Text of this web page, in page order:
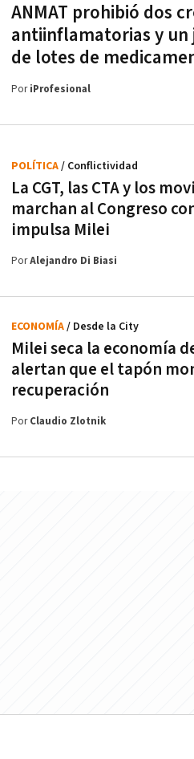
ANMAT prohibió dos
antiinflamatorias y un
de lotes de
PoriProfesional
La CGT, las CTA y los
marchan al Congreso
impulsa Milei
POLÍTICA/ Conflictividad
PorAlejandro Di Biasi
Milei seca la economía
alertan que el tapón
recuperación
ECONOMÍA/ Desde la City
PorClaudio Zlotnik